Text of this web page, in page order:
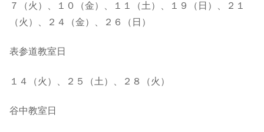
７（火）、１０（金）、１１（土）、１９（日）、２１
（火）、２４（金）、２６（日）
表参道教室日
１４（火）、２５（土）、２８（火）
谷中教室日